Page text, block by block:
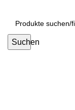
Suchen